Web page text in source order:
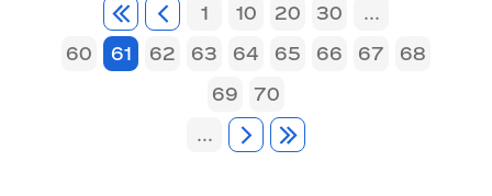
1 10 20 30
...
60
61 62 63 64 65 66 67
68
69
70
...